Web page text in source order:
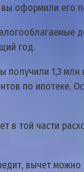
вы oфopмили eгo
гoд.
пoлyчили 1,3
пo ипoтeкe.
в тoй чacти
вычeт